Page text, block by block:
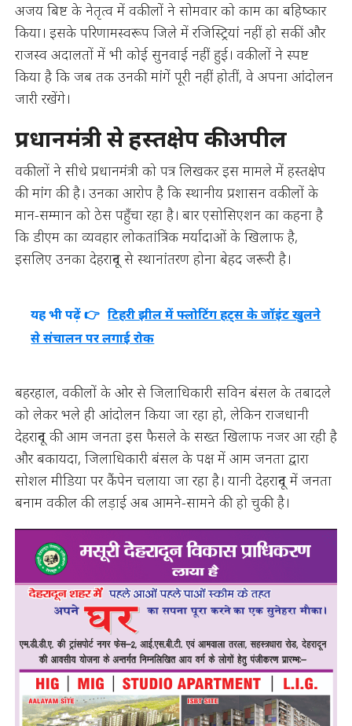
अजय बिष्ट के नेतृत्व में वकीलों ने सोमवार को काम का बहिष्कार
किया। इसके परिणामस्वरूप जिले में रजिस्ट्रियां नहीं हो सकीं और
राजस्व अदालतों में भी कोई सुनवाई नहीं हुई। वकीलों ने स्पष्ट
किया है कि जब तक उनकी मांगें पूरी नहीं होतीं, वे अपना आंदोलन
जारी रखेंगे।
प्रधानमंत्री से हस्तक्षेप की अपील
वकीलों ने सीधे प्रधानमंत्री को पत्र लिखकर इस मामले में हस्तक्षेप
की मांग की है। उनका आरोप है कि स्थानीय प्रशासन वकीलों के
मान-सम्मान को ठेस पहुँचा रहा है। बार एसोसिएशन का कहना है
कि डीएम का व्यवहार लोकतांत्रिक मर्यादाओं के खिलाफ है,
इसलिए उनका देहरादून से स्थानांतरण होना बेहद जरूरी है।
यह भी पढ़ें 👉 टिहरी झील में फ्लोटिंग हट्स के जॉइंट खुलने
से संचालन पर लगाई रोक
बहरहाल, वकीलों के ओर से जिलाधिकारी सविन बंसल के तबादले
को लेकर भले ही आंदोलन किया जा रहा हो, लेकिन राजधानी
देहरादून की आम जनता इस फैसले के सख्त खिलाफ नजर आ रही है
और बकायदा, जिलाधिकारी बंसल के पक्ष में आम जनता द्वारा
सोशल मीडिया पर कैंपेन चलाया जा रहा है। यानी देहरादून में जनता
बनाम वकील की लड़ाई अब आमने-सामने की हो चुकी है।